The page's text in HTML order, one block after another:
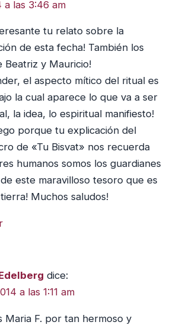
a las 3:46 am
tu relato sobre la
de esta fecha! También los
Beatriz y Mauricio!
el aspecto mítico del ritual es
la cual aparece lo que va a ser
la idea, lo espiritual manifiesto!
porque tu explicación del
de «Tu Bisvat» nos recuerda
humanos somos los guardianes
este maravilloso tesoro que es
Muchos saludos!
dice:
a las 1:11 am
Maria F. por tan hermoso y